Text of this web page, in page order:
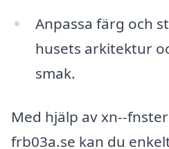
Anpassa färg och
husets arkitektur
smak.
Med hjälp av xn--
frb03a.se kan du